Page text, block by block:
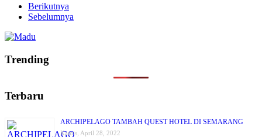
Berikutnya
Sebelumnya
Trending
Terbaru
ARCHIPELAGO TAMBAH QUEST HOTEL DI SEMARANG
Kamis, April 28, 2022